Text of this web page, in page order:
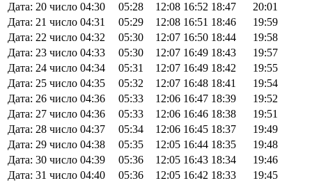
Дата: 20 число 04:30 05:28 12:08 16:52 18:47
20:01
Дата: 21 число 04:31 05:29 12:08 16:51 18:46
19:59
Дата: 22 число 04:32 05:30 12:07 16:50 18:44
19:58
Дата: 23 число 04:33 05:30 12:07 16:49 18:43
19:57
Дата: 24 число 04:34 05:31 12:07 16:49 18:42
19:55
Дата: 25 число 04:35 05:32 12:07 16:48 18:41
19:54
Дата: 26 число 04:36 05:33 12:06 16:47 18:39
19:52
Дата: 27 число 04:36 05:33 12:06 16:46 18:38
19:51
Дата: 28 число 04:37 05:34 12:06 16:45 18:37
19:49
Дата: 29 число 04:38 05:35 12:05 16:44 18:35
19:48
Дата: 30 число 04:39 05:36 12:05 16:43 18:34
19:46
Дата: 31 число 04:40 05:36 12:05 16:42 18:33
19:45